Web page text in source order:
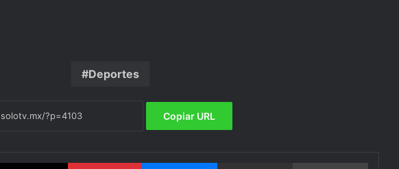
Deportes
Copiar URL
X Pinterest Messenger Compartir por email